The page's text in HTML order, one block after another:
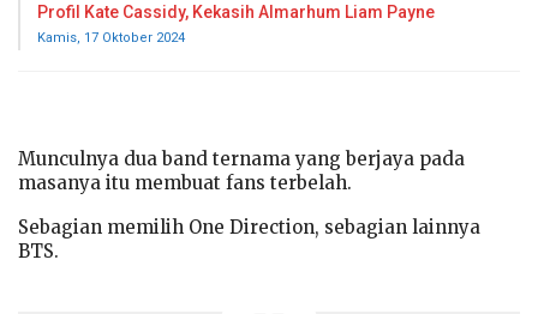
Profil Kate Cassidy, Kekasih Almarhum Liam Payne
Kamis, 17 Oktober 2024
Munculnya dua band ternama yang berjaya pada
masanya itu membuat fans terbelah.
Sebagian memilih One Direction, sebagian lainnya
BTS.